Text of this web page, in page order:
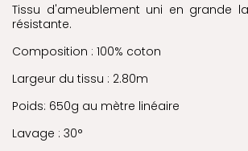
Tissu d'ameublement uni en grande
résistante.
Composition : 100% coton
Largeur du tissu : 2.80m
Poids: 650g au mètre linéaire
Lavage : 30°